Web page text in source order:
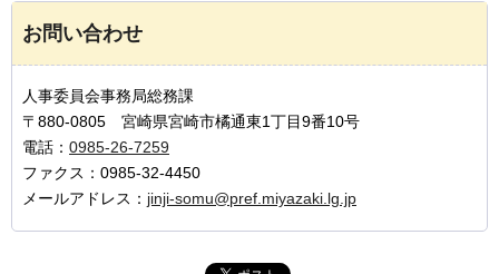
お問い合わせ
人事委員会事務局総務課
〒880-0805 宮崎県宮崎市橘通東1丁目9番10号
電話： 0985-26-7259
ファクス：0985-32-4450
メールアドレス： jinji-somu@pref.miyazaki.lg.jp